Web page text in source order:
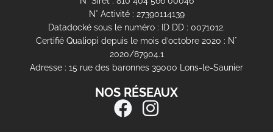
N° Activité : 27390114139
Datadocké sous le numéro : ID DD : 0071012.
Certifié Qualiopi depuis le mois d’octobre 2020 : N°
2020/87904.1
Adresse : 15 rue des baronnes 39000 Lons-le-Saunier
NOS RÉSEAUX